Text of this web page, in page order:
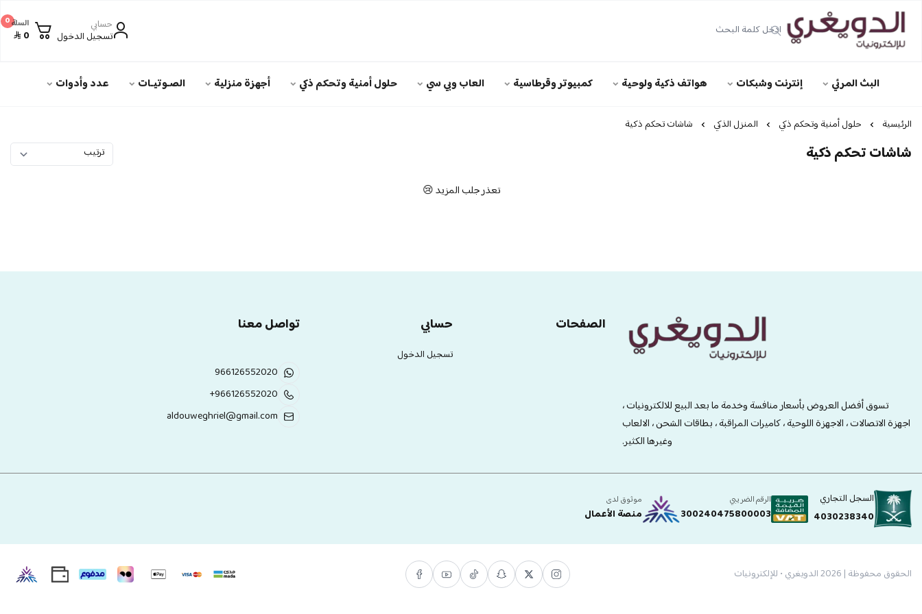
الدويغري • للإلكترونيات
حسابي
تسجيل الدخول
0السلة
0
البث المرئي إنترنت وشبكات هواتف ذكية ولوحية كمبيوتر وقرطاسية العاب وبي سي حلول أمنية وتحكم ذكي أجهزة منزلية الصـوتيـات عدد وأدوات
الرئيسية حلول أمنية وتحكم ذكي المنزل الذكي شاشات تحكم ذكية
شاشات تحكم ذكية
تعذر جلب المزيد 😢
تسوق أفضل العروض بأسعار منافسة وخدمة ما بعد البيع للالكترونيات ،
اجهزة الاتصالات ، الاجهزة اللوحية ، كاميرات المراقبة ، بطاقات الشحن ، الالعاب
وغيرها الكثير.
الصفحات حسابي
تسجيل الدخول
تواصل معنا
966126552020
+966126552020
aldouweghriel@gmail.com
السجل التجاري
4030238340
الرقم الضريبي
300240475800003
موثوق لدى
منصة الأعمال
الحقوق محفوظة | 2026 الدويغري • للإلكترونيات